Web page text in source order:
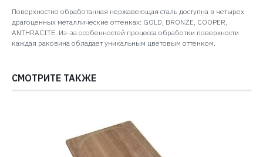
Поверхностно обработанная нержавеющая сталь доступна в четырех
драгоценных металлические оттенках: GOLD, BRONZE, COOPER,
ANTHRACITE. Из-за особенностей процесса обработки поверхности
каждая раковина обладает уникальным цветовым оттенком.
СМОТРИТЕ ТАКЖЕ